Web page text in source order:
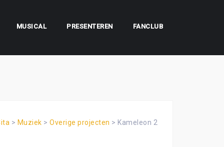
MUSICAL PRESENTEREN FANCLUB
> Muziek > Overige projecten > Kameleon 2